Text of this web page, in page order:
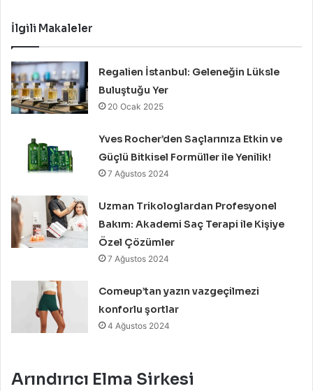
İlgili Makaleler
Regalien İstanbul: Geleneğin Lüksle
Buluştuğu Yer
20 Ocak 2025
Yves Rocher’den Saçlarınıza Etkin ve
Güçlü Bitkisel Formüller ile Yenilik!
7 Ağustos 2024
Uzman Trikologlardan Profesyonel
Bakım: Akademi Saç Terapi ile Kişiye
Özel Çözümler
7 Ağustos 2024
Comeup’tan yazın vazgeçilmezi
konforlu şortlar
4 Ağustos 2024
Arındırıcı Elma Sirkesi